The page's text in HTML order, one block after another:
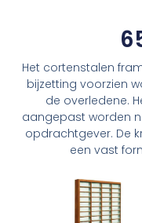
Het cortenstalen
bijzetting voorzien
de overledene.
aangepast worden
opdrachtgever. De
een vast